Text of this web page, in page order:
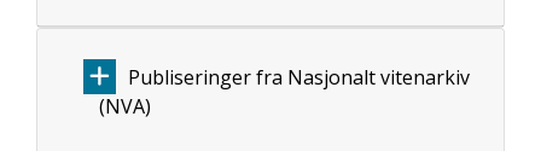
Publiseringer fra Nasjonalt vitenarkiv
(NVA)